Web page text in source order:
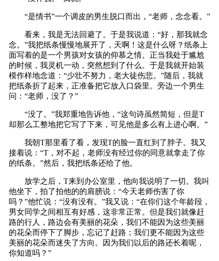
“是情书”一个调皮的男生脱口而出，“老师，念念看。”
看来，我是无法回避了。于是我说道：“好，那我就念
念。”我把纸条慢慢地展开了，天啊！这是什么呀？纸条上
面写着的是一个男孩对女孩的仰慕之情。正当我处于尴尬
的时候，我灵机一动，突然想到了什么。于是我就开始装
模作样地念道：“少壮不努力，老大徒伤悲。”随后，我就
把纸条折了起来，正准备把它放入口袋里。旁边一个男生
问：“老师，没了？”
“没了。”我郑重地告诉他，“这句诗虽然简短，但是T
却那么工整地把它写了下来，可见他是多么有上进心啊。”
我朝T那里看了看，发现T的脸一直红到了脖子。我又
接着说：“T，对不起，老师没有经过你的同意就拿走了你
的纸条。”然后，我把纸条还给了他。
放学之后，T来到办公室里，他向我说明了一切。我叫
他坐下，拍了拍他的的肩膀说：“今天老师伤害了你
吗？”他忙说：“没有没有。”我又说：“在你们这个年龄段，
男女同学之间相互有好感，这非常正常。但是我们就像赶
路的行人，路边会有美丽的花朵，我们不能因为这些美丽
的花朵而停下了脚步，忘记了赶路；我们更不能因为这些
美丽的花朵而迷失了方向。因为我们以后的路还长着呢，
你知道吗？”